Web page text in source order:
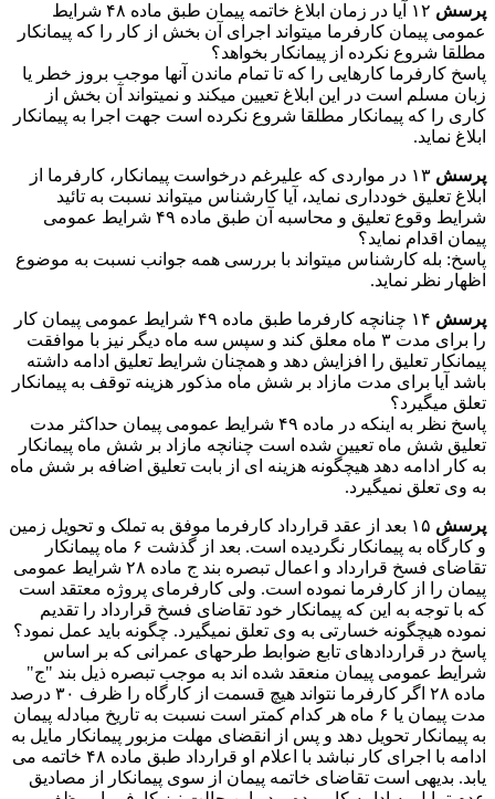
پرسش
۱۲ آیا در زمان ابلاغ خاتمه پیمان طبق ماده ۴۸ شرایط
عمومی پیمان کارفرما میتواند اجرای آن بخش از کار را که پیمانکار
مطلقا شروع نکرده از پیمانکار بخواهد؟
پاسخ کارفرما کارهایی را که تا تمام ماندن آنها موجب بروز خطر یا
زبان مسلم است در این ابلاغ تعیین میکند و نمیتواند آن بخش از
کاری را که پیمانکار مطلقا شروع نکرده است جهت اجرا به پیمانکار
ابلاغ نماید.
پرسش
۱۳ در مواردی که علیرغم درخواست پیمانکار، کارفرما از
ابلاغ تعلیق خودداری نماید، آیا کارشناس میتواند نسبت به تائید
شرایط وقوع تعلیق و محاسبه آن طبق ماده ۴۹ شرایط عمومی
پیمان اقدام نماید؟
پاسخ: بله کارشناس میتواند با بررسی همه جوانب نسبت به موضوع
اظهار نظر نماید.
پرسش
۱۴ چنانچه کارفرما طبق ماده ۴۹ شرایط عمومی پیمان کار
را برای مدت ۳ ماه معلق کند و سپس سه ماه دیگر نیز با موافقت
پیمانکار تعلیق را افزایش دهد و همچنان شرایط تعلیق ادامه داشته
باشد آیا برای مدت مازاد بر شش ماه مذکور هزینه توقف به پیمانکار
تعلق میگیرد؟
پاسخ نظر به اینکه در ماده ۴۹ شرایط عمومی پیمان حداکثر مدت
تعلیق شش ماه تعیین شده است چنانچه مازاد بر شش ماه پیمانکار
به کار ادامه دهد هیچگونه هزینه ای از بابت تعلیق اضافه بر شش ماه
به وی تعلق نمیگیرد.
پرسش
۱۵ بعد از عقد قرارداد کارفرما موفق به تملک و تحویل زمین
و کارگاه به پیمانکار نگردیده است. بعد از گذشت ۶ ماه پیمانکار
تقاضای فسخ قرارداد و اعمال تبصره بند ج ماده ۲۸ شرایط عمومی
پیمان را از کارفرما نموده است. ولی کارفرمای پروژه معتقد است
که با توجه به این که پیمانکار خود تقاضای فسخ قرارداد را تقدیم
نموده هیچگونه خسارتی به وی تعلق نمیگیرد. چگونه باید عمل نمود؟
پاسخ در قراردادهای تابع ضوابط طرحهای عمرانی که بر اساس
شرایط عمومی پیمان منعقد شده اند به موجب تبصره ذیل بند "ج"
ماده ۲۸ اگر کارفرما نتواند هیچ قسمت از کارگاه را ظرف ۳۰ درصد
مدت پیمان یا ۶ ماه هر کدام کمتر است نسبت به تاریخ مبادله پیمان
به پیمانکار تحویل دهد و پس از انقضای مهلت مزبور پیمانکار مایل به
ادامه با اجرای کار نباشد با اعلام او قرارداد طبق ماده ۴۸ خاتمه می
یابد. بدیهی است تقاضای خاتمه پیمان از سوی پیمانکار از مصادیق